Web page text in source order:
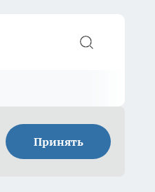
Принять